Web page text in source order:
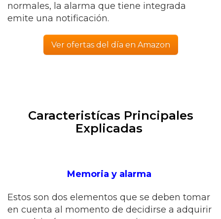
normales, la alarma que tiene integrada
emite una notificación.
Ver ofertas del día en Amazon
Caracteristícas Principales
Explicadas
Memoria y alarma
Estos son dos elementos que se deben tomar
en cuenta al momento de decidirse a adquirir